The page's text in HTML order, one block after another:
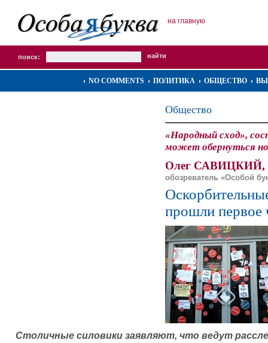
на главную
поиск:
NO COMMENTS ПОЛИТИКА ОБЩЕСТВО
Общество
«Народный сход»,
может обернуться
Олег САВИЦКИЙ,
обозреватель «Особой
прошли первое
Столичные силовики заявляют, что ведут